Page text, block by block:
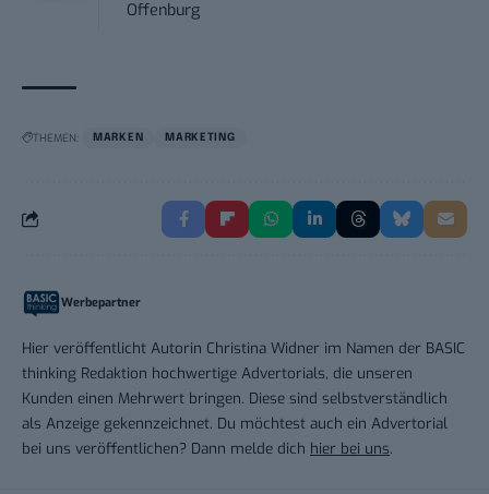
Offenburg
THEMEN: MARKEN MARKETING
Werbepartner
Hier veröffentlicht Autorin Christina Widner im Namen der BASIC
thinking Redaktion hochwertige Advertorials, die unseren
Kunden einen Mehrwert bringen. Diese sind selbstverständlich
als Anzeige gekennzeichnet. Du möchtest auch ein Advertorial
bei uns veröffentlichen? Dann melde dich hier bei uns.